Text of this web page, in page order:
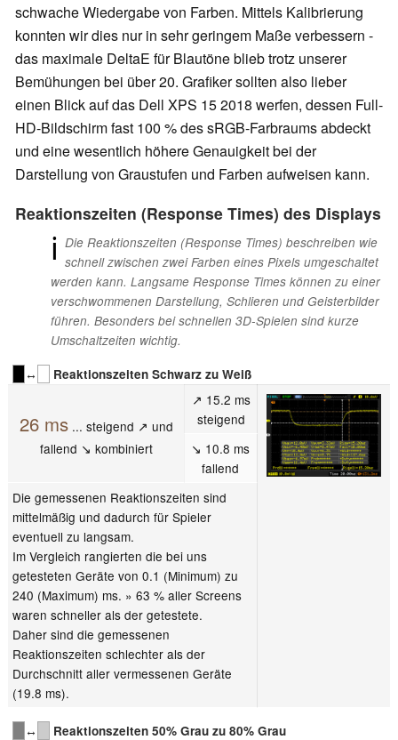
schwache Wiedergabe von Farben. Mittels Kalibrierung
konnten wir dies nur in sehr geringem Maße verbessern -
das maximale DeltaE für Blautöne blieb trotz unserer
Bemühungen bei über 20. Grafiker sollten also lieber
einen Blick auf das Dell XPS 15 2018 werfen, dessen Full-
HD-Bildschirm fast 100 % des sRGB-Farbraums abdeckt
und eine wesentlich höhere Genauigkeit bei der
Darstellung von Graustufen und Farben aufweisen kann.
Reaktionszeiten (Response Times) des Displays
ℹ Die Reaktionszeiten (Response Times) beschreiben wie
schnell zwischen zwei Farben eines Pixels umgeschaltet
werden kann. Langsame Response Times können zu einer
verschwommenen Darstellung, Schlieren und Geisterbilder
führen. Besonders bei schnellen 3D-Spielen sind kurze
Umschaltzeiten wichtig.
↔
Reaktionszeiten Schwarz zu Weiß
26 ms... steigend ↗ und
fallend ↘ kombiniert
↗ 15.2 ms
steigend
↘ 10.8 ms
fallend
Die gemessenen Reaktionszeiten sind
mittelmäßig und dadurch für Spieler
eventuell zu langsam.
Im Vergleich rangierten die bei uns
getesteten Geräte von 0.1 (Minimum) zu
240 (Maximum) ms. » 63 % aller Screens
waren schneller als der getestete.
Daher sind die gemessenen
Reaktionszeiten schlechter als der
Durchschnitt aller vermessenen Geräte
(19.8 ms).
↔ Reaktionszeiten 50% Grau zu 80% Grau